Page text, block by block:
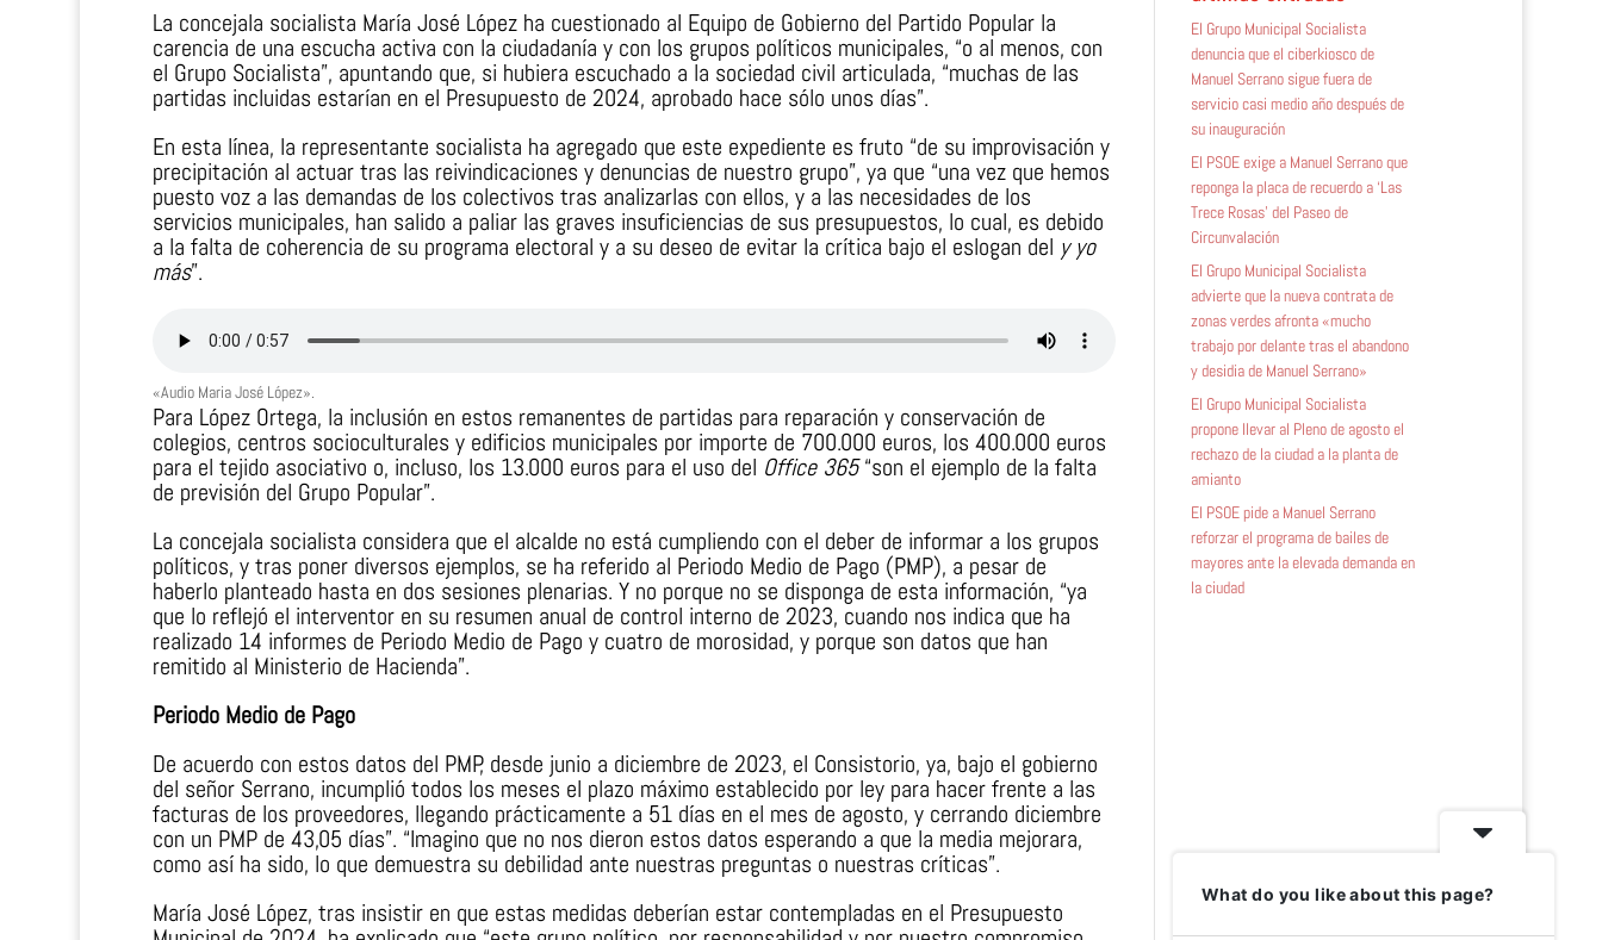
La concejala socialista María José López ha cuestionado al Equipo de Gobierno del Partido Popular la
carencia de una escucha activa con la ciudadanía y con los grupos políticos municipales, “o al menos, con
el Grupo Socialista”, apuntando que, si hubiera escuchado a la sociedad civil articulada, “muchas de las
partidas incluidas estarían en el Presupuesto de 2024, aprobado hace sólo unos días”.
En esta línea, la representante socialista ha agregado que este expediente es fruto “de su improvisación y
precipitación al actuar tras las reivindicaciones y denuncias de nuestro grupo”, ya que “una vez que hemos
puesto voz a las demandas de los colectivos tras analizarlas con ellos, y a las necesidades de los
servicios municipales, han salido a paliar las graves insuficiencias de sus presupuestos, lo cual, es debido
a la falta de coherencia de su programa electoral y a su deseo de evitar la crítica bajo el eslogan del y yo
más”.
«Audio Maria José López».
Para López Ortega, la inclusión en estos remanentes de partidas para reparación y conservación de
colegios, centros socioculturales y edificios municipales por importe de 700.000 euros, los 400.000 euros
para el tejido asociativo o, incluso, los 13.000 euros para el uso del Office 365“son el ejemplo de la falta
de previsión del Grupo Popular”.
La concejala socialista considera que el alcalde no está cumpliendo con el deber de informar a los grupos
políticos, y tras poner diversos ejemplos, se ha referido al Periodo Medio de Pago (PMP), a pesar de
haberlo planteado hasta en dos sesiones plenarias. Y no porque no se disponga de esta información, “ya
que lo reflejó el interventor en su resumen anual de control interno de 2023, cuando nos indica que ha
realizado 14 informes de Periodo Medio de Pago y cuatro de morosidad, y porque son datos que han
remitido al Ministerio de Hacienda”.
Periodo Medio de Pago
De acuerdo con estos datos del PMP, desde junio a diciembre de 2023, el Consistorio, ya, bajo el gobierno
del señor Serrano, incumplió todos los meses el plazo máximo establecido por ley para hacer frente a las
facturas de los proveedores, llegando prácticamente a 51 días en el mes de agosto, y cerrando diciembre
con un PMP de 43,05 días”. “Imagino que no nos dieron estos datos esperando a que la media mejorara,
como así ha sido, lo que demuestra su debilidad ante nuestras preguntas o nuestras críticas”.
María José López, tras insistir en que estas medidas deberían estar contempladas en el Presupuesto
El Grupo Municipal Socialista
denuncia que el ciberkiosco de
Manuel Serrano sigue fuera de
servicio casi medio año después de
su inauguración
El PSOE exige a Manuel Serrano que
reponga la placa de recuerdo a ‘Las
Trece Rosas’ del Paseo de
Circunvalación
El Grupo Municipal Socialista
advierte que la nueva contrata de
zonas verdes afronta «mucho
trabajo por delante tras el abandono
y desidia de Manuel Serrano»
El Grupo Municipal Socialista
propone llevar al Pleno de agosto el
rechazo de la ciudad a la planta de
amianto
El PSOE pide a Manuel Serrano
reforzar el programa de bailes de
mayores ante la elevada demanda en
la ciudad
What do you like about this page?